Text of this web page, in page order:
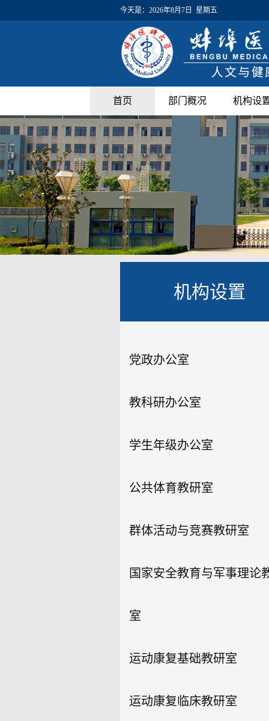
今天是： 2026年8月7日 星期五
首页 部门概况 机构设
机构设置
党政办公室
教科研办公室
学生年级办公室
公共体育教研室
群体活动与竞赛教研室
国家安全教育与军事理论
室
运动康复基础教研室
运动康复临床教研室